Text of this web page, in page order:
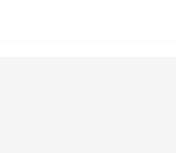
deutsch / englisch Hergestellt